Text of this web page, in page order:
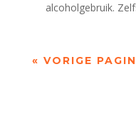
alcoholgebruik.
« VORIGE